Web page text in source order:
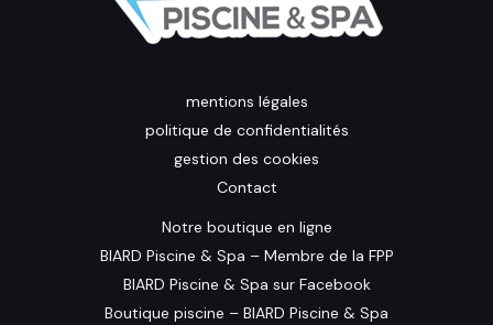
mentions légales
politique de confidentialités
gestion des cookies
Contact
Notre boutique en ligne
BIARD Piscine & Spa – Membre de la FPP
BIARD Piscine & Spa sur Facebook
Boutique piscine – BIARD Piscine & Spa